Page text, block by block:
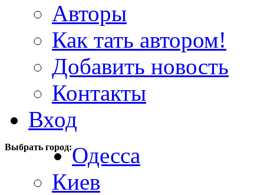
Авторы
Как тать автором!
Добавить новость
Контакты
Вход
Выбрать город:Одесса
Киев